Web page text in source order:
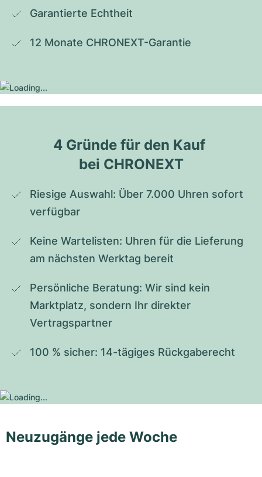
Garantierte Echtheit
12 Monate CHRONEXT-Garantie
4 Gründe für den Kauf
bei CHRONEXT
Riesige Auswahl: Über 7.000 Uhren sofort
verfügbar
Keine Wartelisten: Uhren für die Lieferung
am nächsten Werktag bereit
Persönliche Beratung: Wir sind kein
Marktplatz, sondern Ihr direkter
Vertragspartner
100 % sicher: 14-tägiges Rückgaberecht
Neuzugänge jede Woche